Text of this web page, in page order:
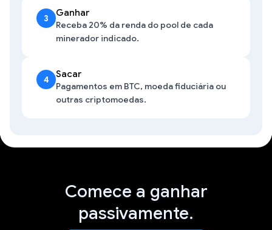
3
Ganhar
Receba 20% da renda do pool de cada
minerador indicado.
4
Sacar
Pagamentos em BTC, moeda fiduciária ou
outras criptomoedas.
Comece a ganhar
passivamente.